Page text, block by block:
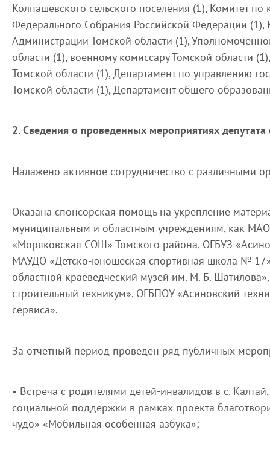
Колпашевского сельского поселения (1), Комитет по
Федерального Собрания Российской Федерации
Администрации Томской области (1),
области (1), военному комиссару Томской области
Томской области (1), Департамент по управлению
Томской области (1), Департамент общего
2. Сведения о проведенных мероприятиях депутата
Налажено активное сотрудничество с различными
Оказана спонсорская помощь на укрепление
муниципальным и областным учреждениям, как
«Моряковская СОШ» Томского района, ОГБУЗ
МАУДО «Детско-юношеская спортивная школа №
областной краеведческий музей им. М. Б.
строительный техникум», ОГБПОУ «Асиновский
сервиса».
За отчетный период проведен ряд публичных
• Встреча с родителями детей-инвалидов в с.
социальной поддержки в рамках проекта
чудо» «Мобильная особенная азбука»;